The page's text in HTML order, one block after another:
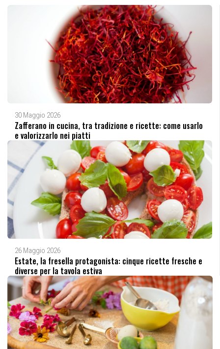
30 Maggio 2026
Zafferano in cucina, tra tradizione e ricette: come usarlo
e valorizzarlo nei piatti
26 Maggio 2026
Estate, la fresella protagonista: cinque ricette fresche e
diverse per la tavola estiva